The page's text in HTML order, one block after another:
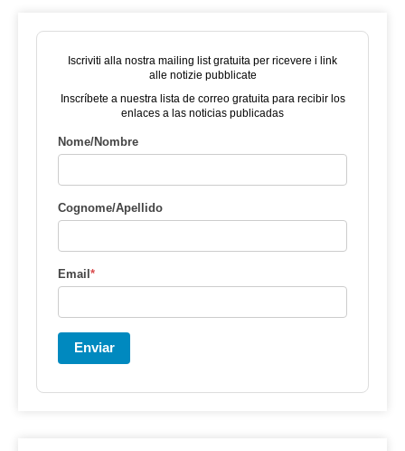
Iscriviti alla nostra mailing list gratuita per ricevere i link
alle notizie pubblicate
Inscríbete a nuestra lista de correo gratuita para recibir los
enlaces a las noticias publicadas
Nome/Nombre
Cognome/Apellido
Email*
Enviar